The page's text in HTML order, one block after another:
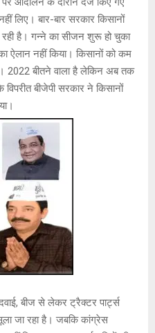
लिए। बार-बार सरकार किसानों
है। गन्ने का सीजन शुरू हो चुका
नहीं किया। किसानों को कम
2022 बीतने वाला है लेकिन अब तक
बीजेपी सरकार ने किसानों
बीज से लेकर ट्रैक्टर पार्ट्स
जा रहा है। जबकि कांग्रेस